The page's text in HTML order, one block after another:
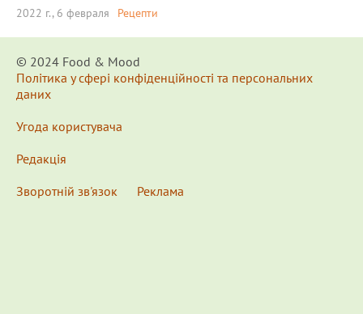
2022 г., 6 февраля Рецепти
© 2024 Food & Мood
Політика у сфері конфіденційності та персональних
даних
Угода користувача
Редакція
Зворотній зв'язок
Реклама